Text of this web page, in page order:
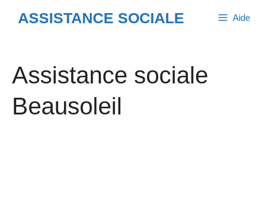
ASSISTANCE SOCIALE Aide
Assistance sociale
Beausoleil